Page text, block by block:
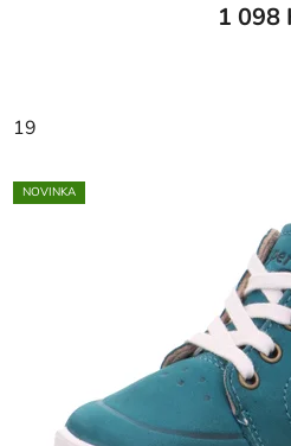
1 098
19
NOVINKA